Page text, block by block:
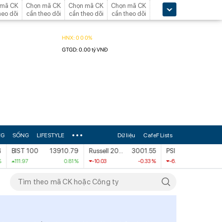
CK
dõi
Chọn mã CK
cần theo dõi
Chọn mã CK
cần theo dõi
Chọn mã CK
cần theo dõi
SỐNG LIFESTYLE CafeF Lists
Dữ liệu
BIST 100
111.97
13910.79
0.81 %
Russell 2000
-10.03
3001.55
-0.33 %
PSI
-6.74